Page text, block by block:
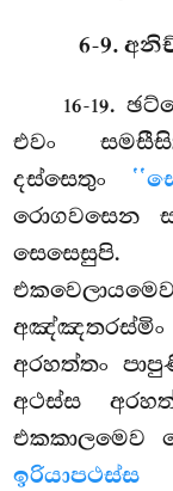
6-9.
16-19.
එවං
දස්සෙතුං
රොගවසෙන
අරහත්තං
අථස්ස